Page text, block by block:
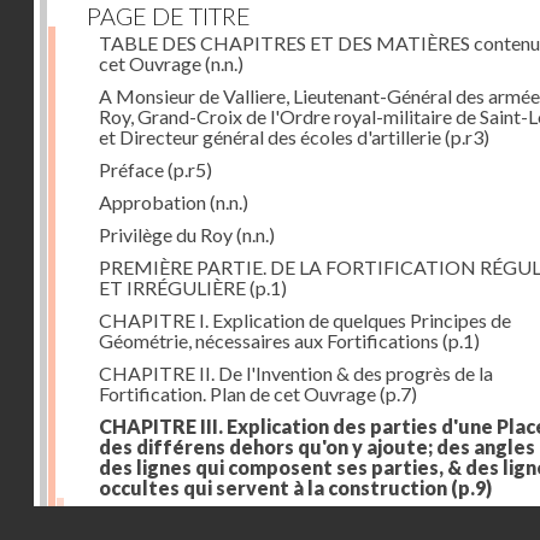
PAGE DE TITRE
TABLE DES CHAPITRES ET DES MATIÈRES
cet Ouvrage(n.n.)
A Monsieur de Valliere, Lieutenant-Général des
Roy, Grand-Croix de l'Ordre royal-militaire de Saint-
et Directeur général des écoles d'artillerie(p.r3)
Préface(p.r5)
Approbation(n.n.)
Privilège du Roy(n.n.)
PREMIÈRE PARTIE. DE LA FORTIFICATION
ET IRRÉGULIÈRE(p.1)
CHAPITRE I. Explication de quelques Principes de
Géométrie, nécessaires aux Fortifications (p.1)
CHAPITRE II. De l'Invention & des progrès de la
Fortification. Plan de cet Ouvrage(p.7)
CHAPITRE III. Explication des parties d'une
des différens dehors qu'on y ajoute; des angles
des lignes qui composent ses parties, & des
occultes qui servent à la construction (p.9)
Des lignes & des angles qui composent les parties